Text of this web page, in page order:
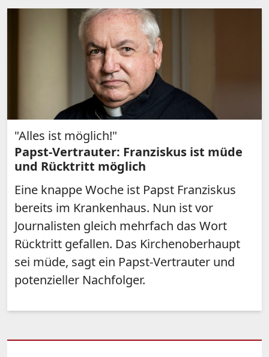
"Alles ist möglich!"
Papst-Vertrauter: Franziskus ist müde
und Rücktritt möglich
Eine knappe Woche ist Papst Franziskus
bereits im Krankenhaus. Nun ist vor
Journalisten gleich mehrfach das Wort
Rücktritt gefallen. Das Kirchenoberhaupt
sei müde, sagt ein Papst-Vertrauter und
potenzieller Nachfolger.